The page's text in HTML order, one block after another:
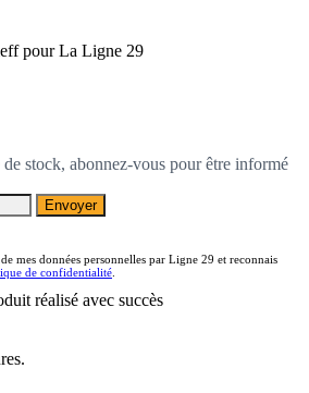
pour La Ligne 29
stock, abonnez-vous pour être informé
Envoyer
mes données personnelles par Ligne 29 et reconnais
de confidentialité.
réalisé avec succès